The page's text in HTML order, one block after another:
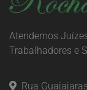
Atendemos
Trabalhadores e
Rua